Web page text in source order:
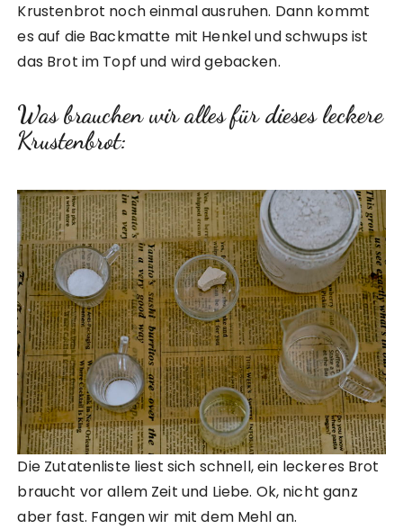
Krustenbrot noch einmal ausruhen. Dann kommt
es auf die Backmatte mit Henkel und schwups ist
das Brot im Topf und wird gebacken.
Was brauchen wir alles für dieses leckere
Krustenbrot:
Die Zutatenliste liest sich schnell, ein leckeres Brot
braucht vor allem Zeit und Liebe. Ok, nicht ganz
aber fast. Fangen wir mit dem Mehl an.